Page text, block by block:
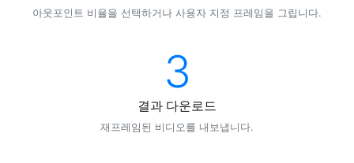
아웃포인트 비율을 선택하거나 사용자 지정 프레임을 그립니다.
3
결과 다운로드
재프레임된 비디오를 내보냅니다.